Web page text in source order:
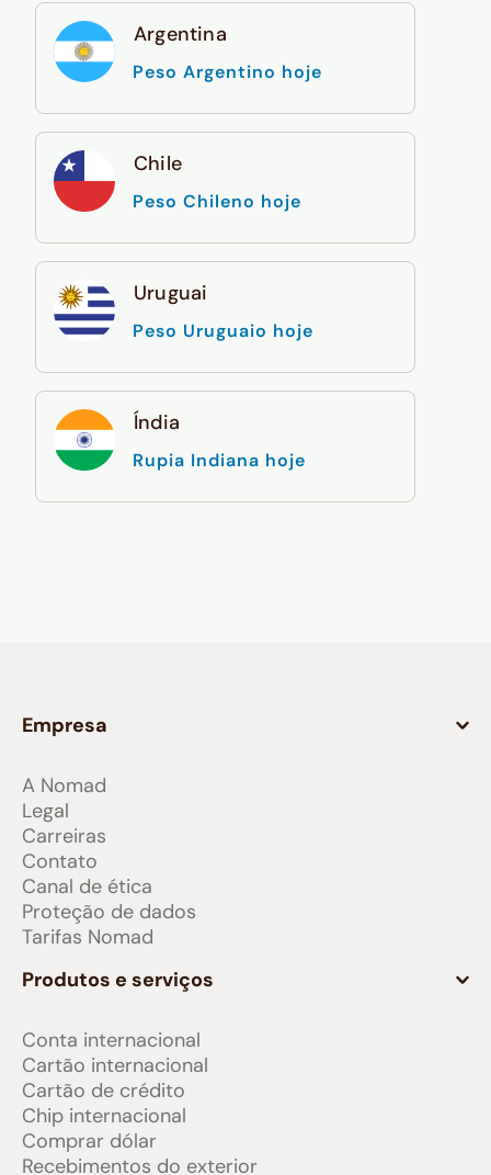
Argentina
Peso Argentino hoje
Chile
Peso Chileno hoje
Uruguai
Peso Uruguaio hoje
Índia
Rupia Indiana hoje
Empresa
A Nomad
Legal
Carreiras
Contato
Canal de ética
Proteção de dados
Tarifas Nomad
Produtos e serviços
Conta internacional
Cartão internacional
Cartão de crédito
Chip internacional
Comprar dólar
Recebimentos do exterior